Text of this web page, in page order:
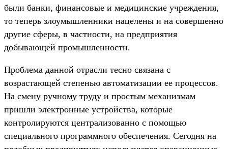
были банки, финансовые и медицинские учреждения,
то теперь злоумышленники нацелены и на совершенно
другие сферы, в частности, на предприятия
добывающей промышленности.
Проблема данной отрасли тесно связана с
возрастающей степенью автоматизации ее процессов.
На смену ручному труду и простым механизмам
пришли электронные устройства, которые
контролируются централизованно с помощью
специального программного обеспечения. Сегодня на